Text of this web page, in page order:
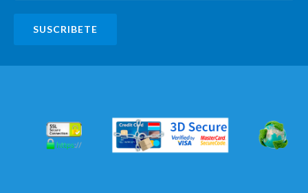
SUSCRIBETE